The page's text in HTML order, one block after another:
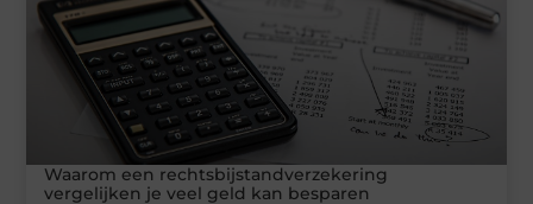
Waarom een rechtsbijstandverzekering
vergelijken je veel geld kan besparen